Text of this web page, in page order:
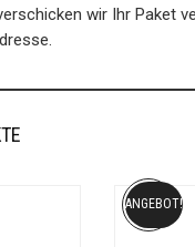
wir Ihr Paket
ANGEBOT!